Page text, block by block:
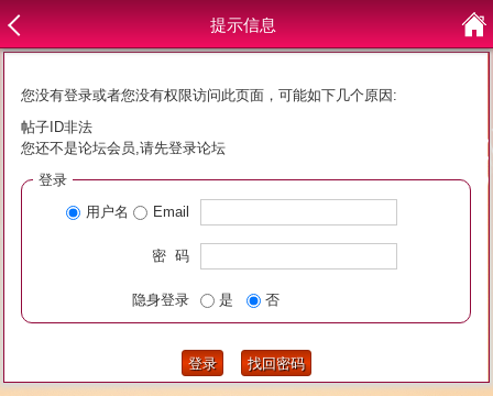
提示信息
您没有登录或者您没有权限访问此页面，可能如下几个原因:
帖子ID非法
您还不是论坛会员,请先登录论坛
登录
用户名
Email
密 码
隐身登录 是 否